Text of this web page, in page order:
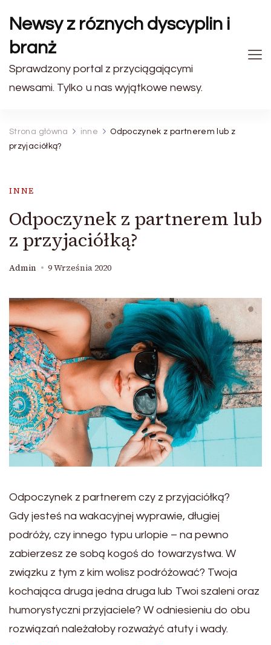
Newsy z róznych dyscyplin i
branż
Sprawdzony portal z przyciągającymi
newsami. Tylko u nas wyjątkowe newsy.
Strona główna inne
Odpoczynek z partnerem lub z
przyjaciółką?
INNE
Odpoczynek z partnerem lub
z przyjaciółką?
Admin 9 Września 2020
Odpoczynek z partnerem czy z przyjaciółką?
Gdy jesteś na wakacyjnej wyprawie, długiej
podróży, czy innego typu urlopie – na pewno
zabierzesz ze sobą kogoś do towarzystwa. W
związku z tym z kim wolisz podróżować? Twoja
kochająca druga jedna druga lub Twoi szaleni oraz
humorystyczni przyjaciele? W odniesieniu do obu
rozwiązań należałoby rozważyć atuty i wady.